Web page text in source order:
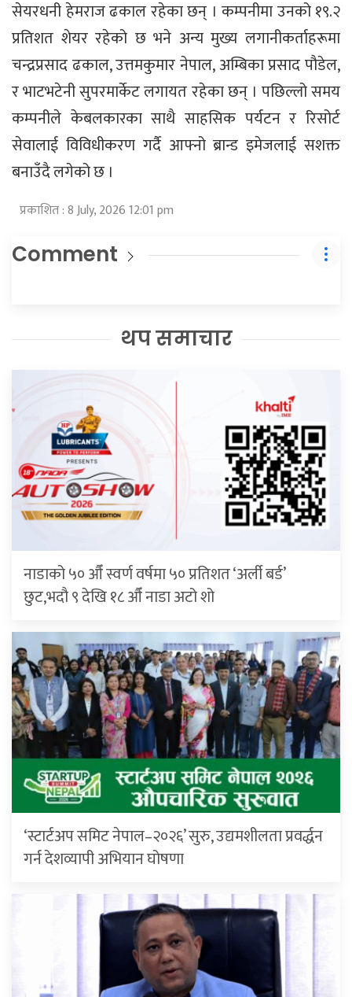
सेयरधनी हेमराज ढकाल रहेका छन् । कम्पनीमा उनको १९.२
प्रतिशत शेयर रहेको छ भने अन्य मुख्य लगानीकर्ताहरूमा
चन्द्रप्रसाद ढकाल, उत्तमकुमार नेपाल, अम्बिका प्रसाद पौडेल,
र भाटभटेनी सुपरमार्केट लगायत रहेका छन् । पछिल्लो समय
कम्पनीले केबलकारका साथै साहसिक पर्यटन र रिसोर्ट
सेवालाई विविधीकरण गर्दै आफ्नो ब्रान्ड इमेजलाई सशक्त
बनाउँदै लगेको छ ।
प्रकाशित : 8 July, 2026 12:01 pm
Comment
थप समाचार
नाडाको ५० औँ स्वर्ण वर्षमा ५० प्रतिशत ‘अर्ली बर्ड’
छुट,भदौ ९ देखि १८ औँ नाडा अटो शो
‘स्टार्टअप समिट नेपाल–२०२६’ सुरु, उद्यमशीलता प्रवर्द्धन
गर्न देशव्यापी अभियान घोषणा